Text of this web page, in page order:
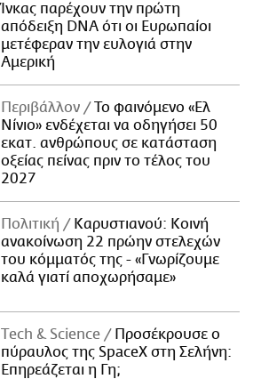
Ίνκας παρέχουν την πρώτη
απόδειξη DNA ότι οι Ευρωπαίοι
μετέφεραν την ευλογιά στην
Αμερική
Περιβάλλον
Το φαινόμενο «Ελ
Νίνιο» ενδέχεται να οδηγήσει 50
εκατ. ανθρώπους σε κατάσταση
οξείας πείνας πριν το τέλος του
2027
Πολιτική
Καρυστιανού: Κοινή
ανακοίνωση 22 πρώην στελεχών
του κόμματός της - «Γνωρίζουμε
καλά γιατί αποχωρήσαμε»
Τech & Science
Προσέκρουσε ο
πύραυλος της SpaceX στη Σελήνη:
Επηρεάζεται η Γη;